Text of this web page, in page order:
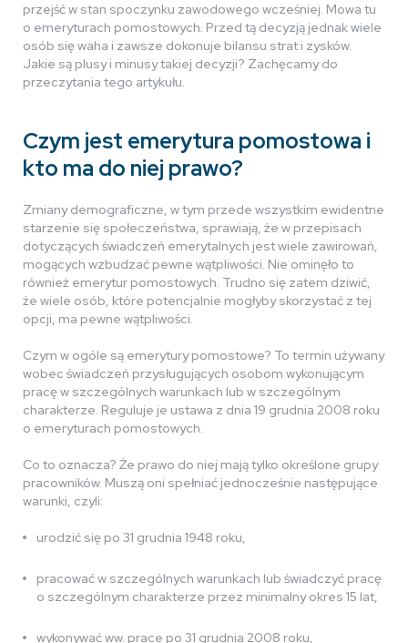
przejść w stan spoczynku zawodowego wcześniej. Mowa tu
o emeryturach pomostowych. Przed tą decyzją jednak wiele
osób się waha i zawsze dokonuje bilansu strat i zysków.
Jakie są plusy i minusy takiej decyzji? Zachęcamy do
przeczytania tego artykułu.
Czym jest emerytura pomostowa i
kto ma do niej prawo?
Zmiany demograficzne, w tym przede wszystkim ewidentne
starzenie się społeczeństwa, sprawiają, że w przepisach
dotyczących świadczeń emerytalnych jest wiele zawirowań,
mogących wzbudzać pewne wątpliwości. Nie ominęło to
również emerytur pomostowych. Trudno się zatem dziwić,
że wiele osób, które potencjalnie mogłyby skorzystać z tej
opcji, ma pewne wątpliwości.
Czym w ogóle są emerytury pomostowe? To termin używany
wobec świadczeń przysługujących osobom wykonującym
pracę w szczególnych warunkach lub w szczególnym
charakterze. Reguluje je ustawa z dnia 19 grudnia 2008 roku
o emeryturach pomostowych.
Co to oznacza? Że prawo do niej mają tylko określone grupy
pracowników. Muszą oni spełniać jednocześnie następujące
warunki, czyli:
urodzić się po 31 grudnia 1948 roku,
pracować w szczególnych warunkach lub świadczyć pracę
o szczególnym charakterze przez minimalny okres 15 lat,
wykonywać ww. prace po 31 grudnia 2008 roku,